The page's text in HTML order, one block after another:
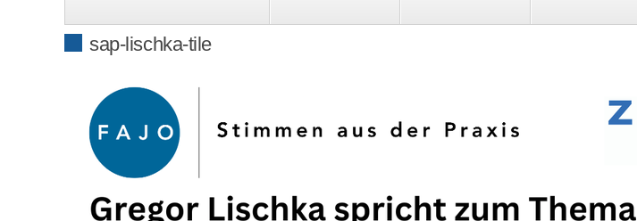
sap-lischka-tile